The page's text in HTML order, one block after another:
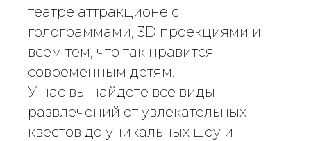
театре аттракционе с
голограммами, 3D проекциями и
всем тем, что так нравится
современным детям.
У нас вы найдете все виды
развлечений от увлекательных
квестов до уникальных шоу и